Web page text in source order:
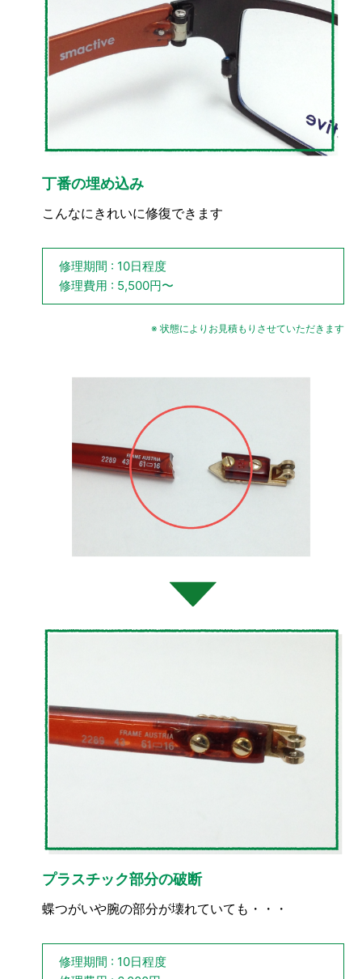
丁番の埋め込み
こんなにきれいに修復できます
修理期間 : 10日程度
修理費用 : 5,500円〜
※ 状態によりお見積もりさせていただきます
プラスチック部分の破断
蝶つがいや腕の部分が壊れていても・・・
修理期間 : 10日程度